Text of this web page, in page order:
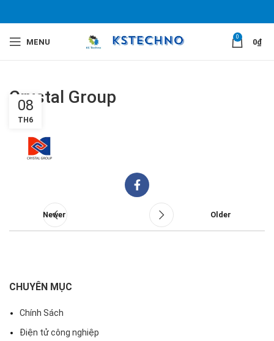
MENU
0
0₫
Crystal Group
08
TH6
Newer Older
CHUYÊN MỤC
Chính Sách
Điện tử công nghiệp